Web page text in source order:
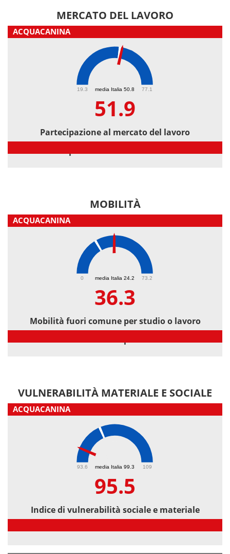
MERCATO DEL LAVORO
ACQUACANINA
media Italia 50.8
19.3 77.1
51.9
Partecipazione al mercato del lavoro
MOBILITÀ
ACQUACANINA
media Italia 24.2
0 73.2
36.3
Mobilità fuori comune per studio o lavoro
VULNERABILITÀ MATERIALE E SOCIALE
ACQUACANINA
media Italia 99.3
93.6 109
95.5
Indice di vulnerabilità sociale e materiale